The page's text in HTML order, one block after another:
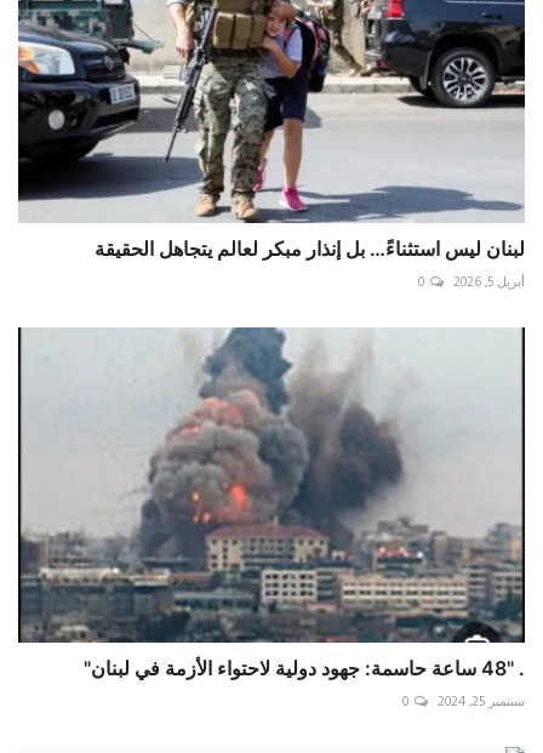
لبنان ليس استثناءً… بل إنذار مبكر لعالم يتجاهل الحقيقة
أبريل 5, 2026 0
. "48 ساعة حاسمة: جهود دولية لاحتواء الأزمة في لبنان"
سبتمبر 25, 2024 0